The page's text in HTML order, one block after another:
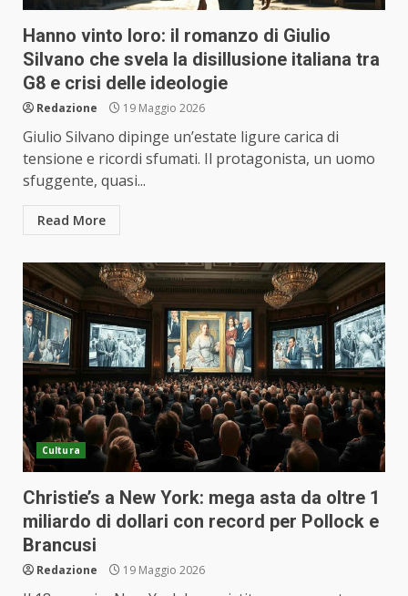
Hanno vinto loro: il romanzo di Giulio
Silvano che svela la disillusione italiana tra
G8 e crisi delle ideologie
Redazione 19 Maggio 2026
Giulio Silvano dipinge un’estate ligure carica di
tensione e ricordi sfumati. Il protagonista, un uomo
sfuggente, quasi...
Read More
Cultura
Christie’s a New York: mega asta da oltre 1
miliardo di dollari con record per Pollock e
Brancusi
Redazione 19 Maggio 2026